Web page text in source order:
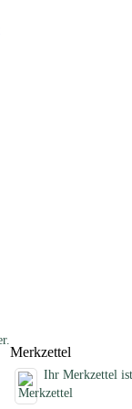
Merkzettel
Ihr Merkzettel